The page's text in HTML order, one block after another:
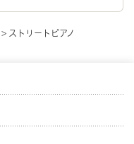
> ストリートピアノ